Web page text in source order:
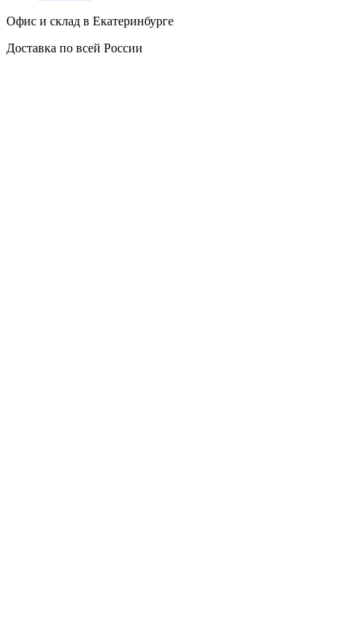
Офис и склад в Екатеринбурге
Доставка по всей России